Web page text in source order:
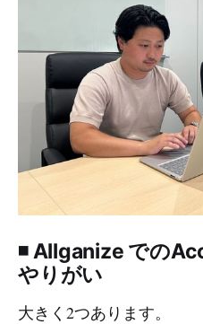
◾️Allganize での
やりがい
大きく2つあります。